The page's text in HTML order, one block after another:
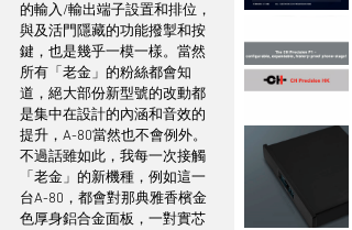
的輸入/輸出端子設置和排位，
與及活門隱藏的功能撥掣和按
鍵，也是幾乎一模一樣。當然
所有「老金」的粉絲都會知
道，絕大部份新型號的改動都
是集中在設計的內涵和音效的
提升，A-80當然也不會例外。
不過話雖如此，我每一次接觸
「老金」的新機種，例如這一
台A-80，都會對那典雅香檳金
色厚身鋁合金面板，一對實芯